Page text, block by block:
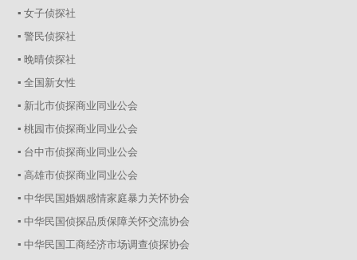
▪ 女子侦探社
▪ 警民侦探社
▪ 晚晴侦探社
▪ 全国新女性
▪ 新北市侦探商业同业公会
▪ 桃园市侦探商业同业公会
▪ 台中市侦探商业同业公会
▪ 高雄市侦探商业同业公会
▪ 中华民国婚姻感情家庭暴力关怀协会
▪ 中华民国侦探品质保障关怀交流协会
▪ 中华民国工商经济市场调查侦探协会